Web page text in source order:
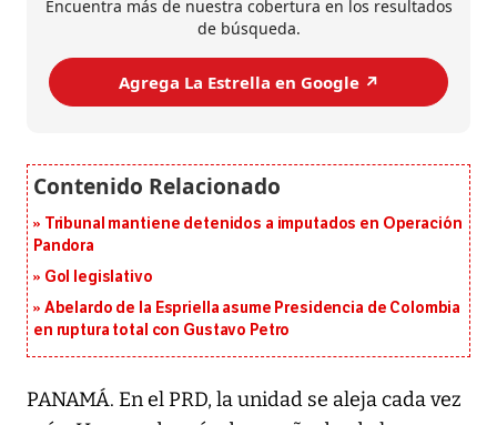
Encuentra más de nuestra cobertura en los resultados
de búsqueda.
Agrega La Estrella en Google ↗️
Tribunal mantiene detenidos a imputados en Operación
Pandora
Gol legislativo
Abelardo de la Espriella asume Presidencia de Colombia
en ruptura total con Gustavo Petro
PANAMÁ. En el PRD, la unidad se aleja cada vez